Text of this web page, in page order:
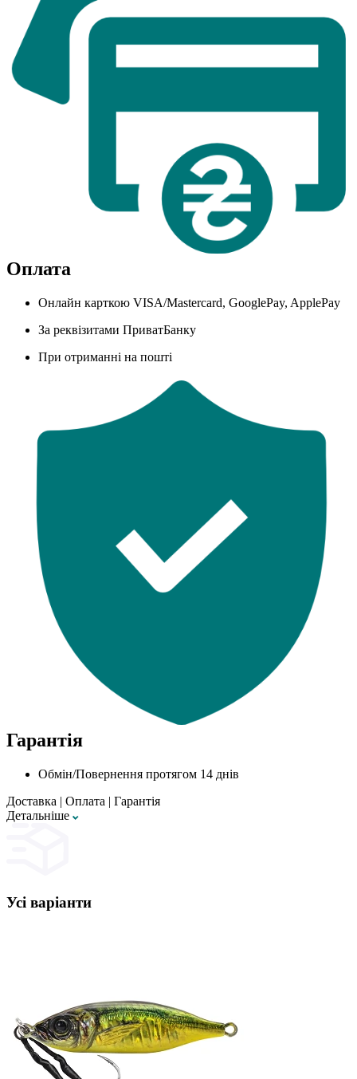
Оплата
Онлайн карткою VISA/Mastercard, GooglePay, ApplePay
За реквізитами ПриватБанку
При отриманні на пошті
Гарантія
Обмін/Повернення протягом 14 днів
Доставка | Оплата | Гарантія
Детальнiше
Усі варіанти